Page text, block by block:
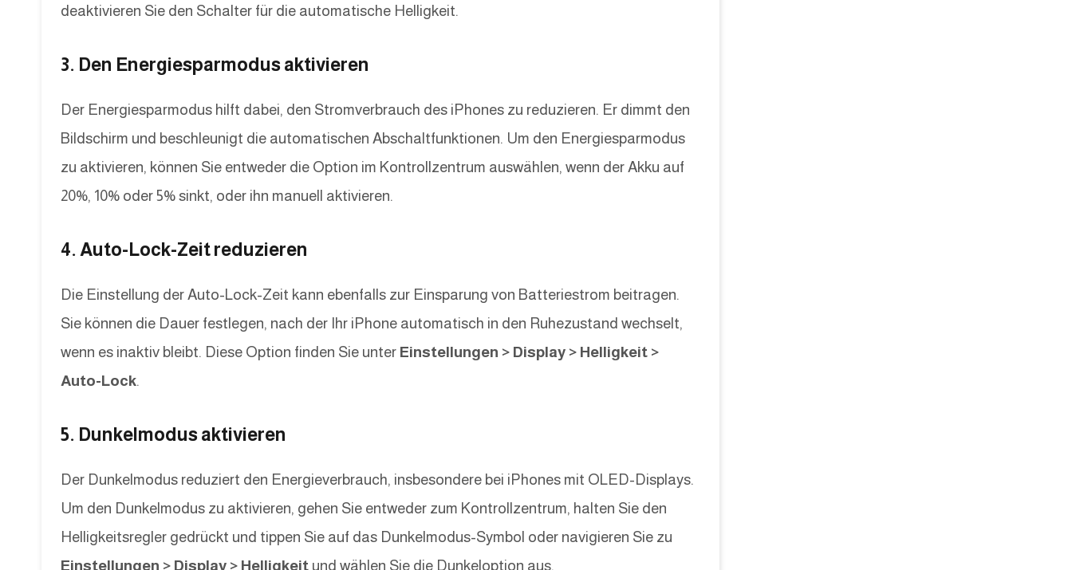
deaktivieren Sie den Schalter für die automatische Helligkeit.
3. Den Energiesparmodus aktivieren
Der Energiesparmodus hilft dabei, den Stromverbrauch des iPhones zu reduzieren. Er dimmt den
Bildschirm und beschleunigt die automatischen Abschaltfunktionen. Um den Energiesparmodus
zu aktivieren, können Sie entweder die Option im Kontrollzentrum auswählen, wenn der Akku auf
20%, 10% oder 5% sinkt, oder ihn manuell aktivieren.
4. Auto-Lock-Zeit reduzieren
Die Einstellung der Auto-Lock-Zeit kann ebenfalls zur Einsparung von Batteriestrom beitragen.
Sie können die Dauer festlegen, nach der Ihr iPhone automatisch in den Ruhezustand wechselt,
wenn es inaktiv bleibt. Diese Option finden Sie unter Einstellungen > Display > Helligkeit >
Auto-Lock.
5. Dunkelmodus aktivieren
Der Dunkelmodus reduziert den Energieverbrauch, insbesondere bei iPhones mit OLED-Displays.
Um den Dunkelmodus zu aktivieren, gehen Sie entweder zum Kontrollzentrum, halten Sie den
Helligkeitsregler gedrückt und tippen Sie auf das Dunkelmodus-Symbol oder navigieren Sie zu
Einstellungen > Display > Helligkeit und wählen Sie die Dunkeloption aus.